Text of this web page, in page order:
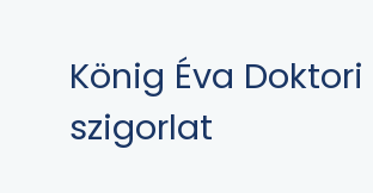
König Éva Doktori
szigorlat